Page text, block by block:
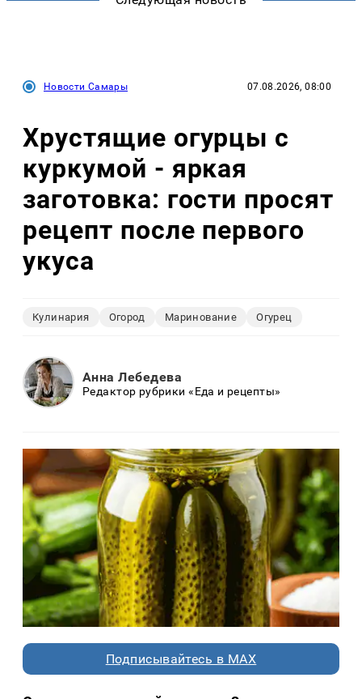
Новости Самары 07.08.2026, 08:00
Хрустящие огурцы с
куркумой - яркая
заготовка: гости просят
рецепт после первого
укуса
Кулинария Огород Маринование Огурец
Анна Лебедева
Редактор рубрики «Еда и рецепты»
Подписывайтесь в MAX